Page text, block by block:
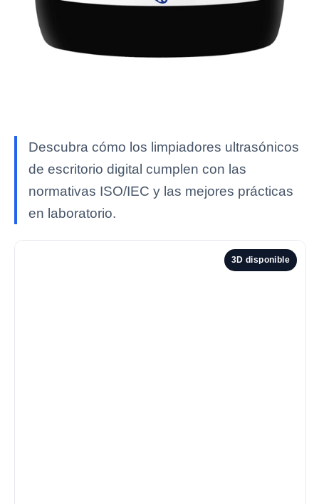
Descubra cómo los limpiadores ultrasónicos
de escritorio digital cumplen con las
normativas ISO/IEC y las mejores prácticas
en laboratorio.
3D disponible